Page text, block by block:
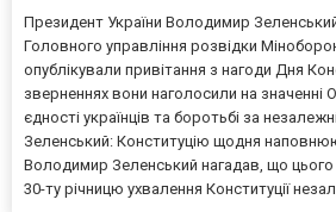
Президент України Володимир
Головного управління розвідки
опублікували привітання з нагоди Дня
зверненнях вони наголосили на значенні
єдності українців та боротьбі за
Зеленський: Конституцію щодня
Володимир Зеленський нагадав, що цього
30-ту річницю ухвалення Конституції